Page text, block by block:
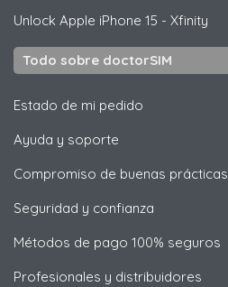
Unlock Apple iPhone 15 - Xfinity
Todo sobre doctorSIM
Estado de mi pedido
Ayuda y soporte
Compromiso de buenas prácticas
Seguridad y confianza
Métodos de pago 100% seguros
Profesionales y distribuidores